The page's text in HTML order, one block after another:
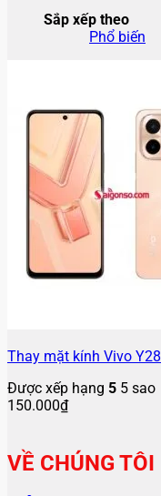
Sắp xếp theo
Phổ biến
Thay mặt kính Vivo Y28
Được xếp hạng 5 5 sao
150.000₫
VỀ CHÚNG TÔI